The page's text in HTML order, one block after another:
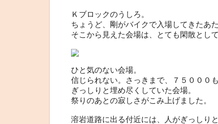
Ｋブロックのうしろ。
ちょうど、剛がバイクで入場してきたあ
そこから見えた会場は、とても閑散とし
ひと気のない会場。
信じられない。さっきまで、７５０００
ぎっしりと埋め尽くしていた会場。
祭りのあとの寂しさがこみ上げました。
溶岩道路に出る付近には、人がぎっしり